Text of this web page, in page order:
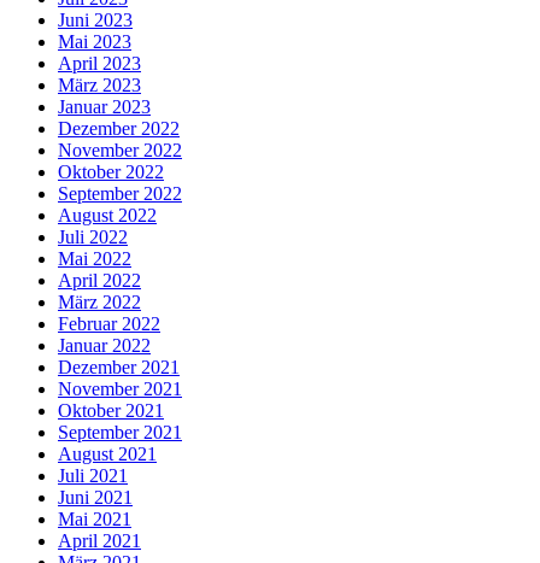
Juni 2023
Mai 2023
April 2023
März 2023
Januar 2023
Dezember 2022
November 2022
Oktober 2022
September 2022
August 2022
Juli 2022
Mai 2022
April 2022
März 2022
Februar 2022
Januar 2022
Dezember 2021
November 2021
Oktober 2021
September 2021
August 2021
Juli 2021
Juni 2021
Mai 2021
April 2021